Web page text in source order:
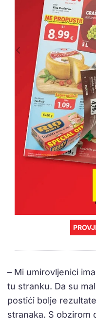
– Mi umirovljenici
tu stranku. Da su
postići bolje
stranaka. S obzirom